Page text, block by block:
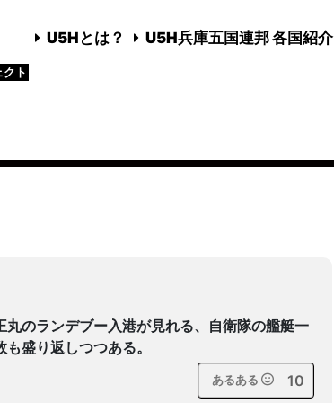
U5Hとは？ U5H兵庫五国連邦 各国紹介
ト
のランデブー入港が見れる、自衛隊の艦艇一
盛り返しつつある。
あるある 10